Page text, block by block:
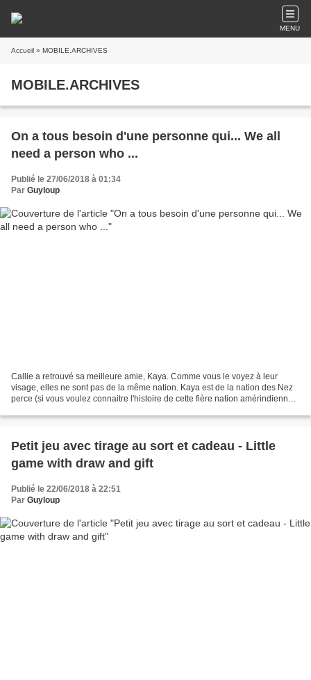
MENU
Accueil » MOBILE.ARCHIVES
MOBILE.ARCHIVES
On a tous besoin d'une personne qui... We all
need a person who ...
Publié le 27/06/2018 à 01:34
Par Guyloup
Callie a retrouvé sa meilleure amie, Kaya. Comme vous le voyez à leur
visage, elles ne sont pas de la même nation. Kaya est de la nation des Nez
perce (si vous voulez connaitre l'histoire de cette fière nation amérindienne,
perce.html...
Petit jeu avec tirage au sort et cadeau - Little
game with draw and gift
Publié le 22/06/2018 à 22:51
Par Guyloup